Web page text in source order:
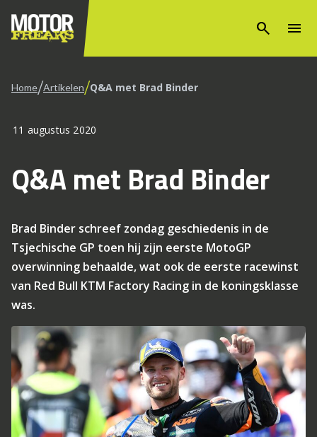
search menu
Home/Artikelen/Q&A met Brad Binder
11 augustus 2020
Q&A met Brad Binder
Brad Binder schreef zondag geschiedenis in de
Tsjechische GP toen hij zijn eerste MotoGP
overwinning behaalde, wat ook de eerste racewinst
van Red Bull KTM Factory Racing in de koningsklasse
was.